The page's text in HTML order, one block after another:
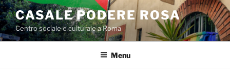
Salta
al
contenuto
CASALE PODERE ROSA
Centro sociale e culturale a Roma
Menu